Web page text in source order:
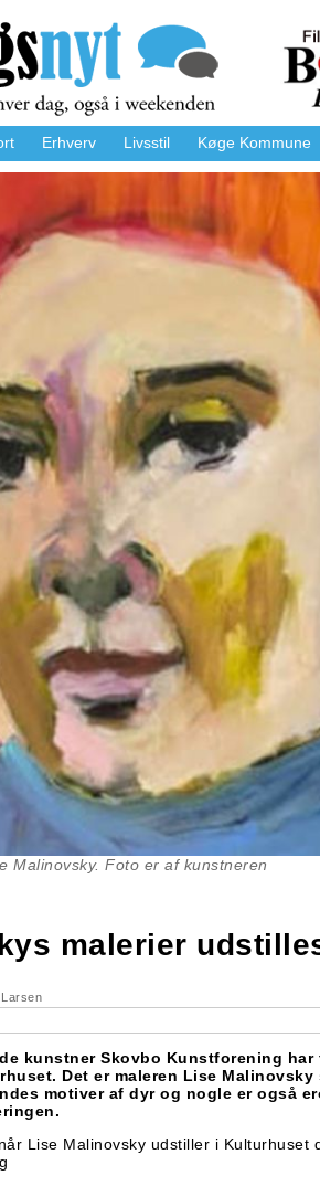
Erhverv Livsstil Køge Kommune
Malinovsky. Foto er af kunstneren
malerier
kunstner Skovbo Kunstforening
Det er maleren Lise Malinovsky
motiver af dyr og nogle er også
Lise Malinovsky udstiller i Kulturhuset